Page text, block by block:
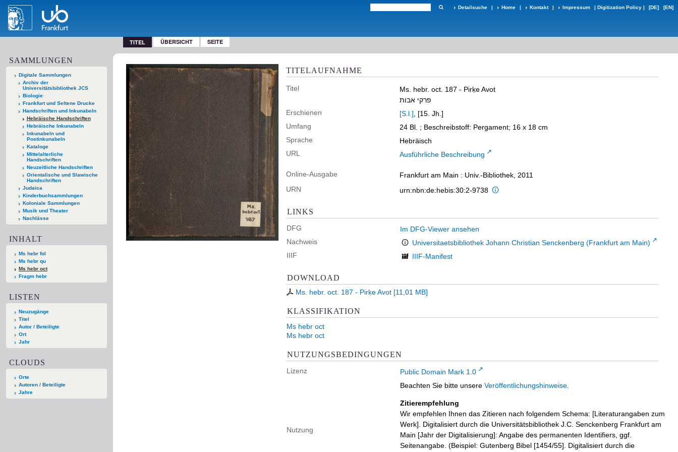
Detailsuche | Home | Kontakt | Impressum | Digitization Policy | [DE] [EN]
TITEL ÜBERSICHT SEITE
SAMMLUNGEN
Digitale Sammlungen
Archiv der
Universitätsbibliothek JCS
Biologie
Frankfurt und Seltene Drucke
Handschriften und Inkunabeln
Hebräische Handschriften
Hebräische Inkunabeln
Inkunabeln und
Postinkunabeln
Kataloge
Mittelalterliche
Handschriften
Neuzeitliche Handschriften
Orientalische und Slawische
Handschriften
Judaica
Kinderbuchsammlungen
Koloniale Sammlungen
Musik und Theater
Nachlässe
INHALT
Ms hebr fol
Ms hebr qu
Ms hebr oct
Fragm hebr
LISTEN
Neuzugänge
Titel
Autor / Beteiligte
Ort
Jahr
CLOUDS
Orte
Autoren / Beteiligte
Jahre
TITELAUFNAHME
Titel
Ms. hebr. oct. 187 - Pirḳe Avot
פרקי אבות
Erschienen
[S.l.] , [15. Jh.]
Umfang
24 Bl. ; Beschreibstoff: Pergament; 16 x 18 cm
Sprache
Hebräisch
URL
Ausführliche Beschreibung
Online-Ausgabe
Frankfurt am Main : Univ.-Bibliothek, 2011
URN
urn:nbn:de:hebis:30:2-9738
LINKS
DFG
Im DFG-Viewer ansehen
Nachweis
Universitaetsbibliothek Johann Christian Senckenberg (Frankfurt am Main)
IIIF
IIIF-Manifest
DOWNLOAD
Ms. hebr. oct. 187 - Pirḳe Avot [11,01 MB]
KLASSIFIKATION
Ms hebr oct
Ms hebr oct
NUTZUNGSBEDINGUNGEN
Lizenz Public Domain Mark 1.0
Nutzung
Beachten Sie bitte unsere Veröffentlichungshinweise
Zitierempfehlung
Wir empfehlen Ihnen das Zitieren nach folgendem Schema: [Literaturangaben zum
Werk]. Digitalisiert durch die Universitätsbibliothek J.C. Senckenberg Frankfurt am
Main [Jahr der Digitalisierung]: Angabe des permanenten Identifiers, ggf.
Seitenangabe. (Beispiel: Gutenberg Bibel [1454/55]. Digitalisiert durch die